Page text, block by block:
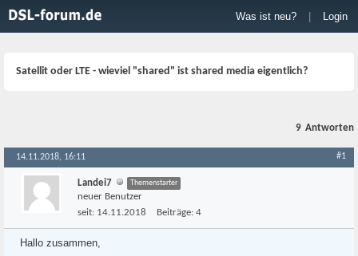
Was ist neu? Login
Satellit oder LTE - wieviel "shared" ist shared media eigentlich?
9 Antworten
14.11.2018, 16:11 #1
Landei7 Themenstarter
neuer Benutzer
seit: 14.11.2018 Beiträge: 4
Hallo zusammen,